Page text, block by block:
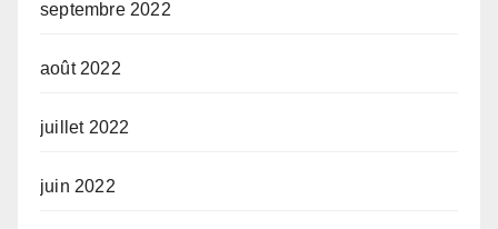
septembre 2022
août 2022
juillet 2022
juin 2022